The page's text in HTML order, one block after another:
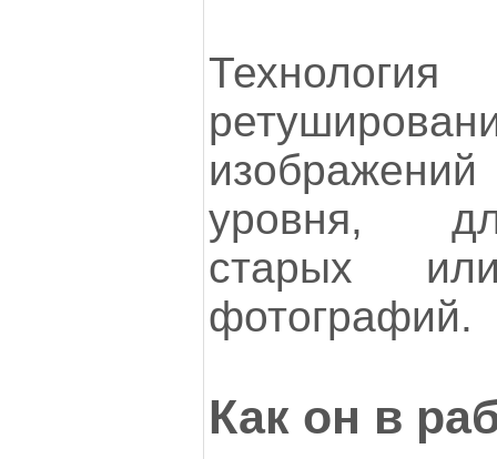
Технология
уровня,
старых
фотографий.
Как он в